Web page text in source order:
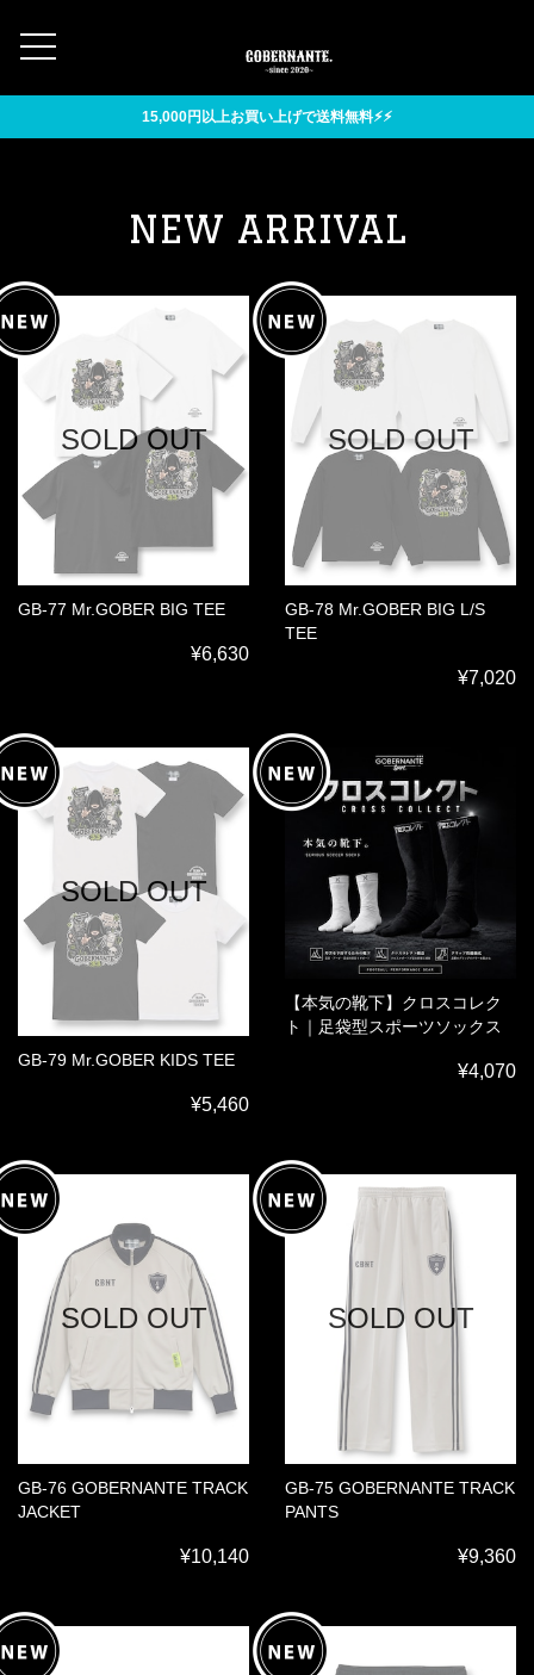
15,000円以上お買い上げで送料無料⚡︎⚡︎
NEW ARRIVAL
SOLD OUT
GB-77 Mr.GOBER BIG TEE
¥6,630
SOLD OUT
GB-78 Mr.GOBER BIG L/S
TEE
¥7,020
SOLD OUT
GB-79 Mr.GOBER KIDS TEE
¥5,460
【本気の靴下】クロスコレク
ト｜足袋型スポーツソックス
¥4,070
SOLD OUT
GB-76 GOBERNANTE TRACK
JACKET
¥10,140
SOLD OUT
GB-75 GOBERNANTE TRACK
PANTS
¥9,360